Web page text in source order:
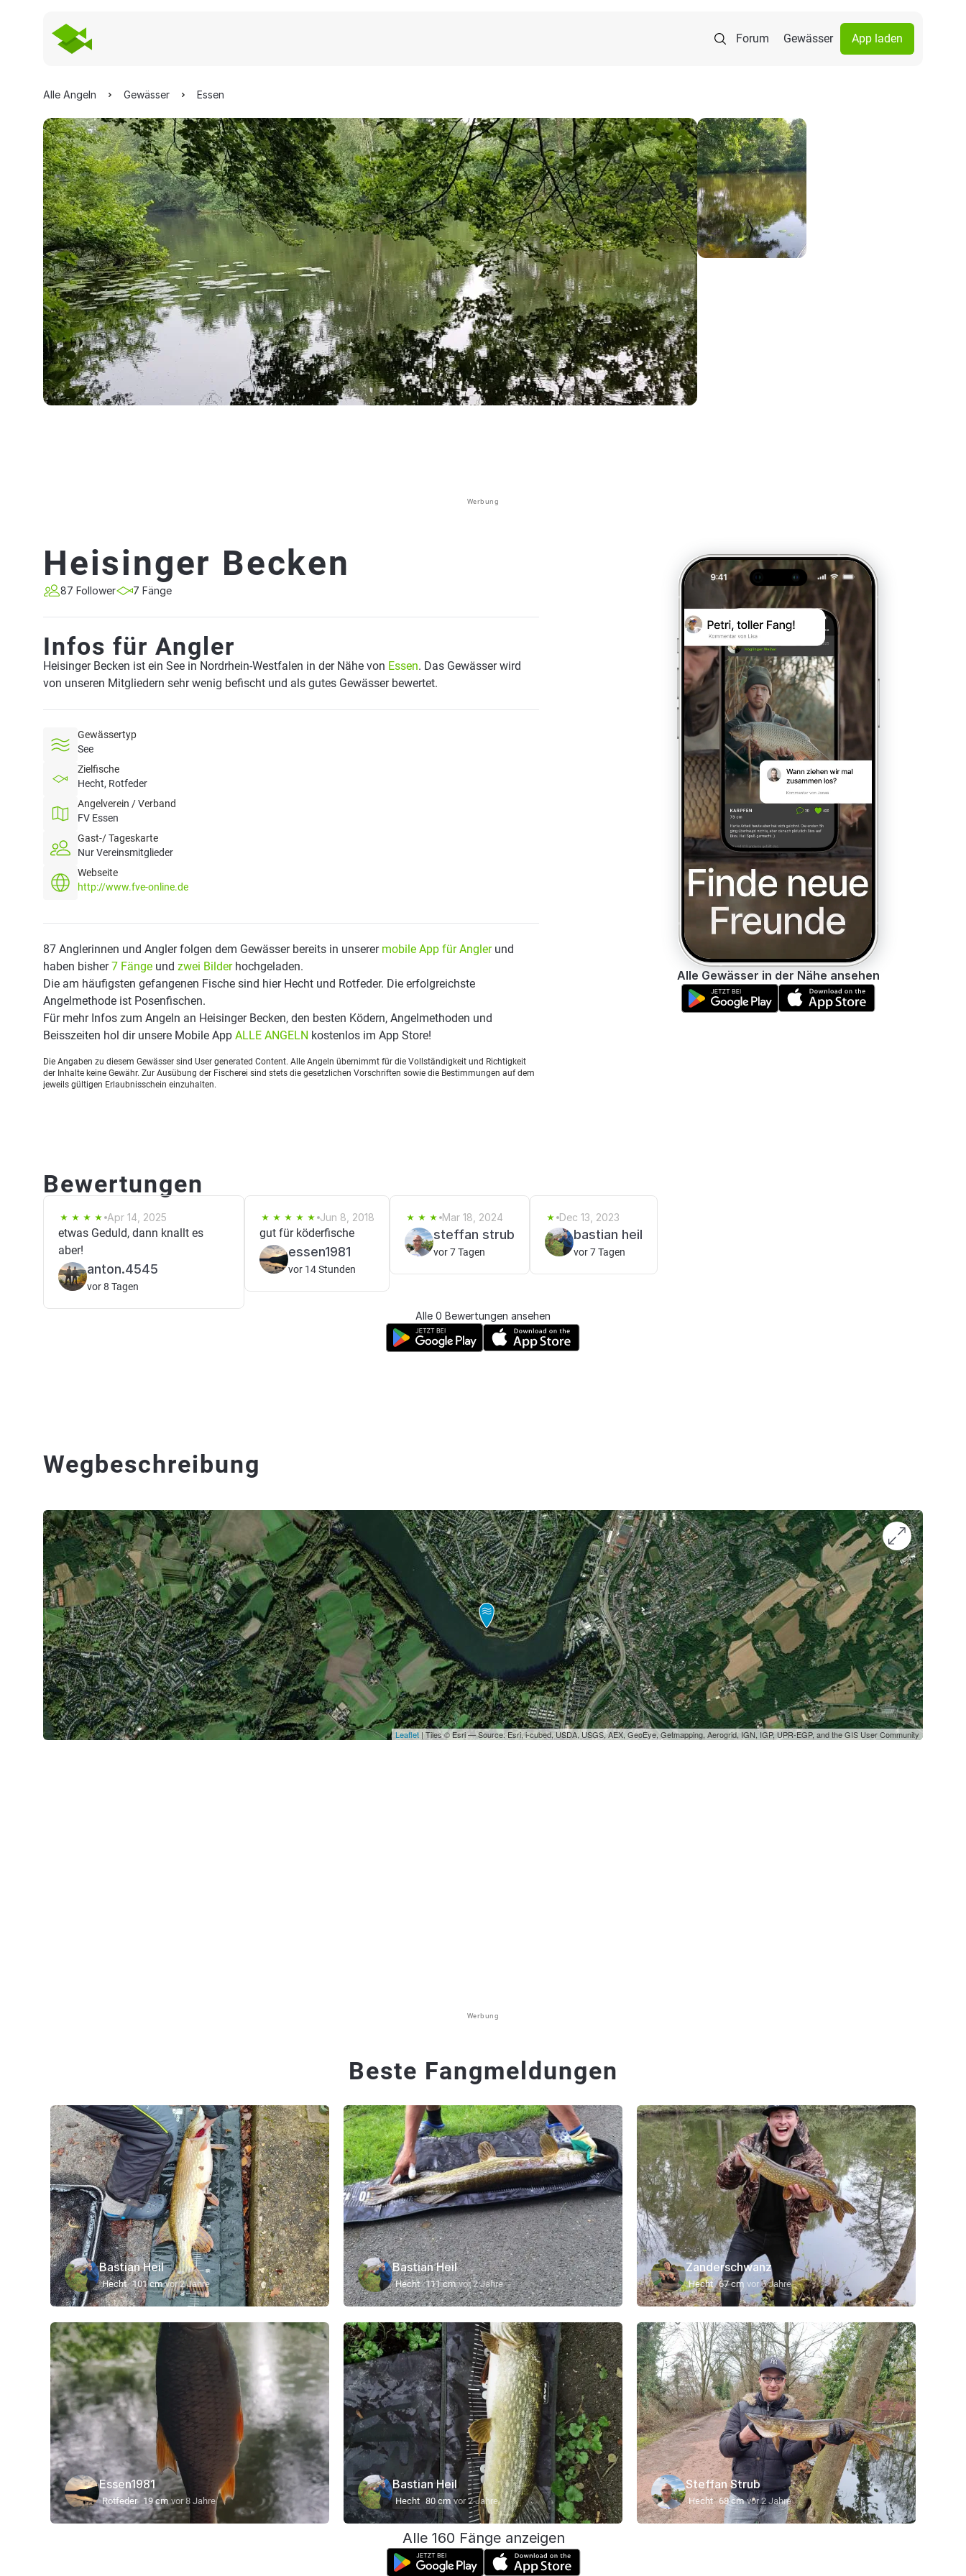
Forum Gewässer App laden
Alle Angeln Gewässer Essen
Werbung
Heisinger Becken
87 Follower 7 Fänge
Infos für Angler
Heisinger Becken ist ein See in Nordrhein-Westfalen in der Nähe von Essen. Das Gewässer wird
von unseren Mitgliedern sehr wenig befischt und als gutes Gewässer bewertet.
Gewässertyp
See
Zielfische
Hecht, Rotfeder
Angelverein / Verband
FV Essen
Gast-/ Tageskarte
Nur Vereinsmitglieder
Webseite
http://www.fve-online.de
87 Anglerinnen und Angler folgen dem Gewässer bereits in unserer mobile App für Anglerund
haben bisher7 Fänge und zwei Bilderhochgeladen.
Die am häufigsten gefangenen Fische sind hier Hecht und Rotfeder. Die erfolgreichste
Angelmethode ist Posenfischen.
Für mehr Infos zum Angeln an Heisinger Becken, den besten Ködern, Angelmethoden und
Beisszeiten hol dir unsere Mobile App ALLE ANGELN kostenlos im App Store!
Die Angaben zu diesem Gewässer sind User generated Content. Alle Angeln übernimmt für die Vollständigkeit und Richtigkeit
der Inhalte keine Gewähr. Zur Ausübung der Fischerei sind stets die gesetzlichen Vorschriften sowie die Bestimmungen auf dem
jeweils gültigen Erlaubnisschein einzuhalten.
Alle Gewässer in der Nähe ansehen
Bewertungen
Apr 14, 2025
etwas Geduld, dann knallt es
aber!
anton.4545
vor 8 Tagen
Jun 8, 2018
gut für köderfische
essen1981
vor 14 Stunden
Mar 18, 2024
steffan strub
vor 7 Tagen
Dec 13, 2023
bastian heil
vor 7 Tagen
Alle 0 Bewertungen ansehen
Wegbeschreibung
Leaflet | Tiles © Esri — Source: Esri, i-cubed, USDA, USGS, AEX, GeoEye, Getmapping, Aerogrid, IGN, IGP, UPR-EGP, and the GIS User Community
Werbung
Beste Fangmeldungen
Bastian Heil
Hecht 101 cm vor 2 Jahre
Bastian Heil
Hecht 111 cm vor 2 Jahre
Zanderschwanz
Hecht 67 cm vor 5 Jahre
Essen1981
Rotfeder 19 cm vor 8 Jahre
Bastian Heil
Hecht 80 cm vor 2 Jahre
Steffan Strub
Hecht 68 cm vor 2 Jahre
Alle 160 Fänge anzeigen